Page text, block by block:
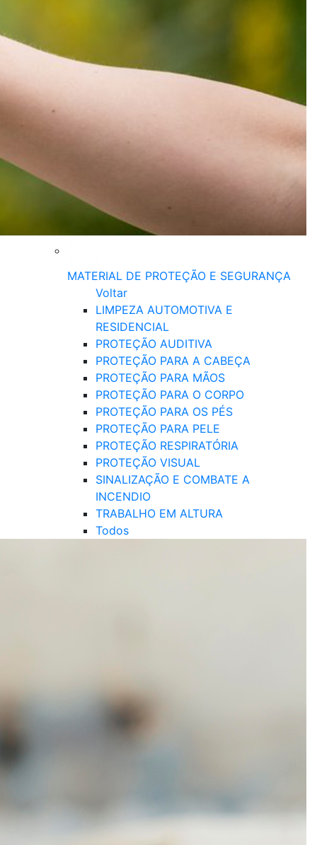
MATERIAL DE PROTEÇÃO E SEGURANÇA
Voltar
LIMPEZA AUTOMOTIVA E
RESIDENCIAL
PROTEÇÃO AUDITIVA
PROTEÇÃO PARA A CABEÇA
PROTEÇÃO PARA MÃOS
PROTEÇÃO PARA O CORPO
PROTEÇÃO PARA OS PÉS
PROTEÇÃO PARA PELE
PROTEÇÃO RESPIRATÓRIA
PROTEÇÃO VISUAL
SINALIZAÇÃO E COMBATE A
INCENDIO
TRABALHO EM ALTURA
Todos